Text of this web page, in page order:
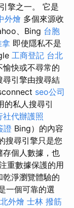
擎之一。 它是
外燴 多個來源收
、Bing 台胞
拿 即使隱私不是
工商登記 台北
快或不尋常的
尋引擎由搜尋結
seo公司
的私人搜尋引
社代辦護照
證 Bing）的內容
搜尋引擎只是您
存個人數據，也
重數據保護的用
淨瀏覽體驗的
一個可靠的選
外燴 士林 撥筋